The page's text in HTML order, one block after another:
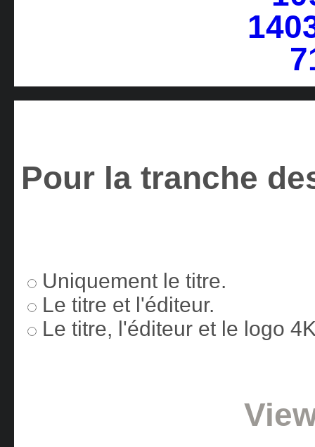
Pour la tranche
Uniquement le titre.
Le titre et l'éditeur.
Le titre, l'éditeur et le logo